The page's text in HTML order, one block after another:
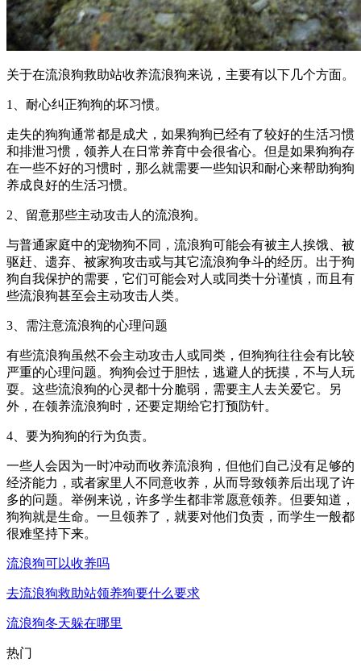
关于在流浪狗救助站收养流浪狗来说，主要有以下几个方面。
1、耐心纠正狗狗的坏习惯。
走失的狗狗通常都是成犬，如果狗狗已经有了较好的生活习惯
和排泄习惯，领养人在日常养育中会很省心。但是如果狗狗存
在一些不好的习惯时，那么就需要一些知识和耐心来帮助狗狗
养成良好的生活习惯。
2、留意那些主动攻击人的流浪狗。
与普通家庭中的宠物狗不同，流浪狗可能会有被主人挨饿、被
驱赶、遗弃、被家狗攻击或与其它流浪狗争斗的经历。出于狗
狗自我保护的需要，它们可能会对人或同类十分谨慎，而且有
些流浪狗甚至会主动攻击人类。
3、需注意流浪狗的心理问题
有些流浪狗虽然不会主动攻击人或同类，但狗狗往往会有比较
严重的心理问题。狗狗会过于胆怯，逃避人的抚摸，不与人玩
耍。这些流浪狗的心灵都十分脆弱，需要主人去关爱它。另
外，在领养流浪狗时，还要定期给它打预防针。
4、要为狗狗的行为负责。
一些人会因为一时冲动而收养流浪狗，但他们自己没有足够的
经济能力，或者家里人不同意收养，从而导致领养后出现了许
多的问题。举例来说，许多学生都非常愿意领养。但要知道，
狗狗就是生命。一旦领养了，就要对他们负责，而学生一般都
很难坚持下来。
流浪狗可以收养吗
去流浪狗救助站领养狗要什么要求
流浪狗冬天躲在哪里
热门